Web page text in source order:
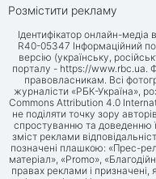
Розмістити рекламу
Ідентифікатор онлайн-медіа
R40-05347 Інформаційний
версію (українську,
порталу - https://www.rbc.ua.
правовласникам. Всі
журналісти «РБК-Україна»,
Commons Attribution 4.0
не поділяти точку зору
спростуванню та доведенню
зміст реклами
позначені плашкою: «Прес-
матеріал», «Promo»,
правах реклами і призначені,